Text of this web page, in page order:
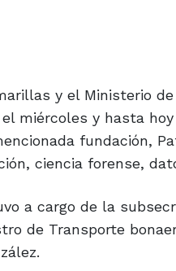
y el Ministerio
miércoles y hasta
fundación,
ciencia forense,
a cargo de la
de Transporte